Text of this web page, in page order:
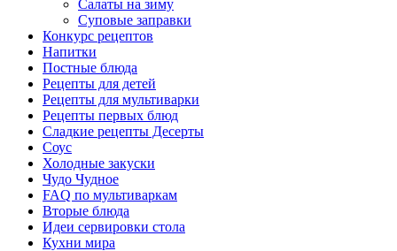
Салаты на зиму
Суповые заправки
Конкурс рецептов
Напитки
Постные блюда
Рецепты для детей
Рецепты для мультиварки
Рецепты первых блюд
Сладкие рецепты Десерты
Соус
Холодные закуски
Чудо Чудное
FAQ по мультиваркам
Вторые блюда
Идеи сервировки стола
Кухни мира